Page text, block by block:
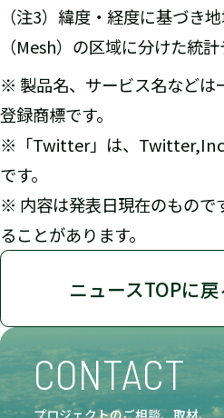
（注3）緯度・経度に基づき
（Mesh）の区域に分けた統
※ 製品名、サービス名などは
登録商標です。
※「Twitter」は、
です。
※ 内容は発表日現在のもので
ることがあります。
ニュースTOPに戻
CONTACT
プロジェクトのご相談、取材、